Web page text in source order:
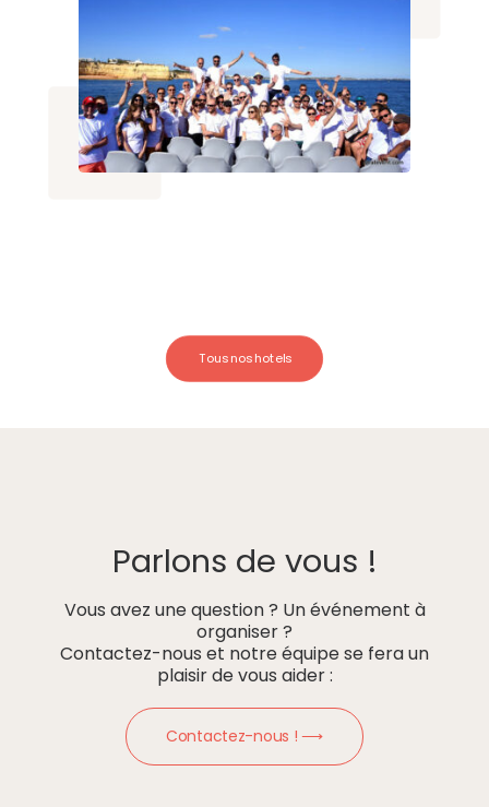
Tous nos hotels
Parlons de vous !
Vous avez une question ? Un événement à
organiser ?
Contactez-nous et notre équipe se fera un
plaisir de vous aider :
Contactez-nous ! ⟶